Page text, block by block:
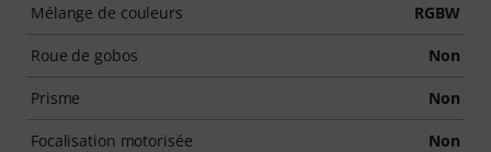
Mélange de couleurs RGBW
Roue de gobos Non
Prisme Non
Focalisation motorisée Non